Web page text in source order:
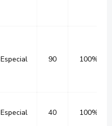
Especial 90 100%
Especial 40 100%